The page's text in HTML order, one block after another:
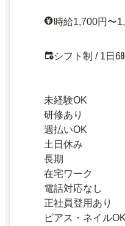
時給1,700円〜
シフト制 / 1日6
未経験OK
研修あり
週払いOK
土日休み
長期
在宅ワーク
電話対応なし
正社員登用あり
ピアス・ネイルOK